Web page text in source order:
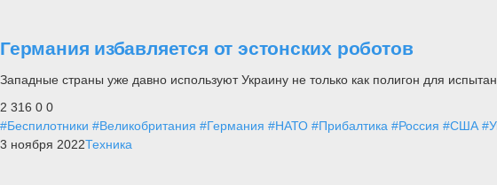
Германия избавляется от эстонских роботов
Западные страны уже давно используют Украину не только как полигон для
2 316 0 0
#Беспилотники #Великобритания #Германия #НАТО #Прибалтика #Россия #США
3 ноября 2022Техника